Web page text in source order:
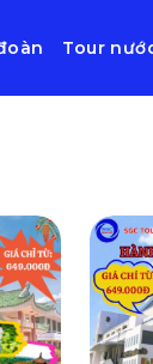
Tour